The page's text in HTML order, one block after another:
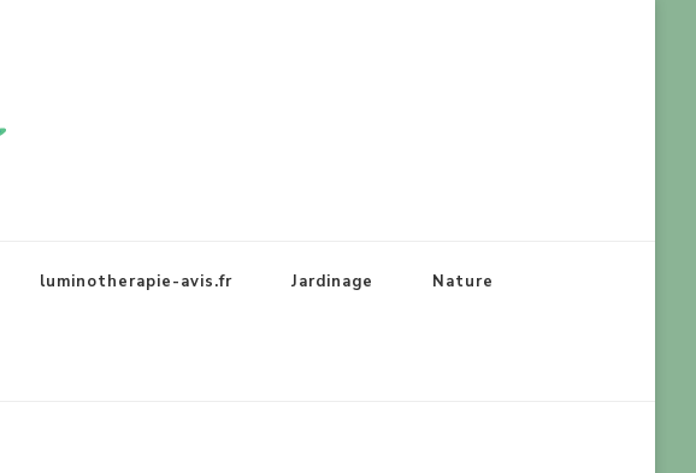
luminotherapie-avis.fr Jardinage Nature